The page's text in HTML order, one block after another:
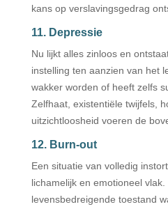
kans op verslavingsgedrag
11. Depressie
Nu lijkt alles zinloos en
instelling ten aanzien van het
wakker worden of heeft zelfs
Zelfhaat, existentiële twijfels,
uitzichtloosheid voeren de
12. Burn-out
Een situatie van volledig
lichamelijk en emotioneel vlak.
levensbedreigende toestand